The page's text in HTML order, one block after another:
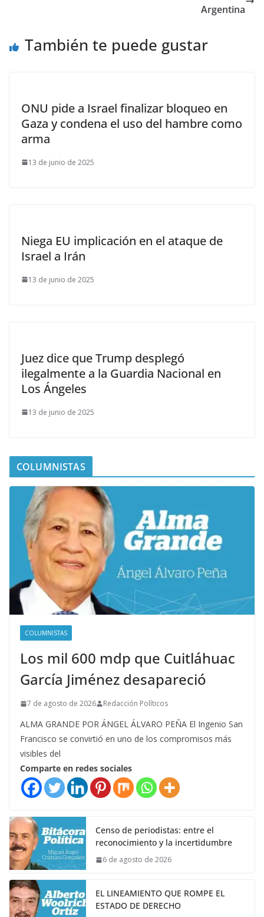
Argentina
También te puede gustar
ONU pide a Israel finalizar bloqueo en
Gaza y condena el uso del hambre como
arma
13 de junio de 2025
Niega EU implicación en el ataque de
Israel a Irán
13 de junio de 2025
Juez dice que Trump desplegó
ilegalmente a la Guardia Nacional en
Los Ángeles
13 de junio de 2025
COLUMNISTAS
COLUMNISTAS
Los mil 600 mdp que Cuitláhuac
García Jiménez desapareció
7 de agosto de 2026 Redacción Políticos
ALMA GRANDE POR ÁNGEL ÁLVARO PEÑA El Ingenio San
Francisco se convirtió en uno de los compromisos más
visibles del
Comparte en redes sociales
Censo de periodistas: entre el
reconocimiento y la incertidumbre
6 de agosto de 2026
EL LINEAMIENTO QUE ROMPE EL
ESTADO DE DERECHO